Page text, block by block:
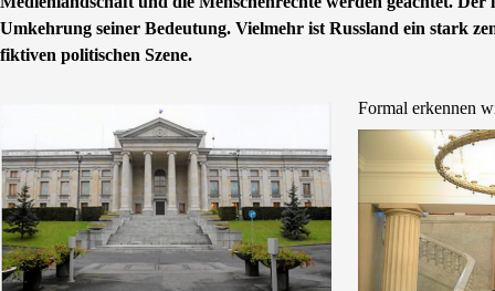
Umkehrung seiner Bedeutung. Vielmehr ist Russland ein stark
fiktiven politischen Szene.
Formal erkennen